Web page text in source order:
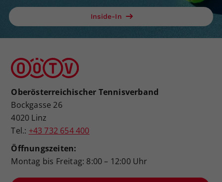
Inside-In
Oberösterreichischer Tennisverband
Bockgasse 26
4020 Linz
Tel.: +43 732 654 400
Öffnungszeiten:
Montag bis Freitag: 8:00 – 12:00 Uhr